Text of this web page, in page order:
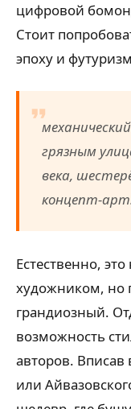
цифровой
Стоит
эпоху и
грязным
века,
концепт-
Естественно,
художником, но
грандиозный.
возможность
авторов. Вписав
или